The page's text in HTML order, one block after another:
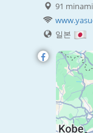
91
일본